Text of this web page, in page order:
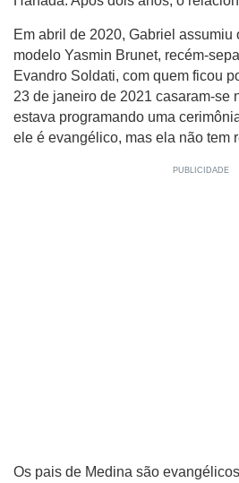
Em abril de 2020, Gabriel assumiu
modelo Yasmin Brunet, recém-
Evandro Soldati, com quem ficou
23 de janeiro de 2021 casaram-se
estava programando uma
ele é evangélico, mas ela não tem
Os pais de Medina são